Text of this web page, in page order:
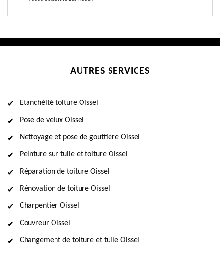
AUTRES SERVICES
Etanchéité toiture Oissel
Pose de velux Oissel
Nettoyage et pose de gouttière Oissel
Peinture sur tuile et toiture Oissel
Réparation de toiture Oissel
Rénovation de toiture Oissel
Charpentier Oissel
Couvreur Oissel
Changement de toiture et tuile Oissel